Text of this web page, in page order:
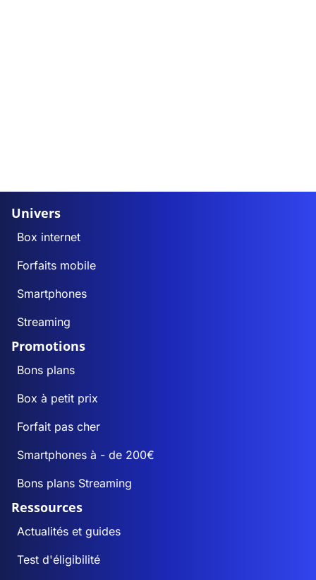
Univers
Box internet
Forfaits mobile
Smartphones
Streaming
Promotions
Bons plans
Box à petit prix
Forfait pas cher
Smartphones à - de 200€
Bons plans Streaming
Ressources
Actualités et guides
Test d'éligibilité